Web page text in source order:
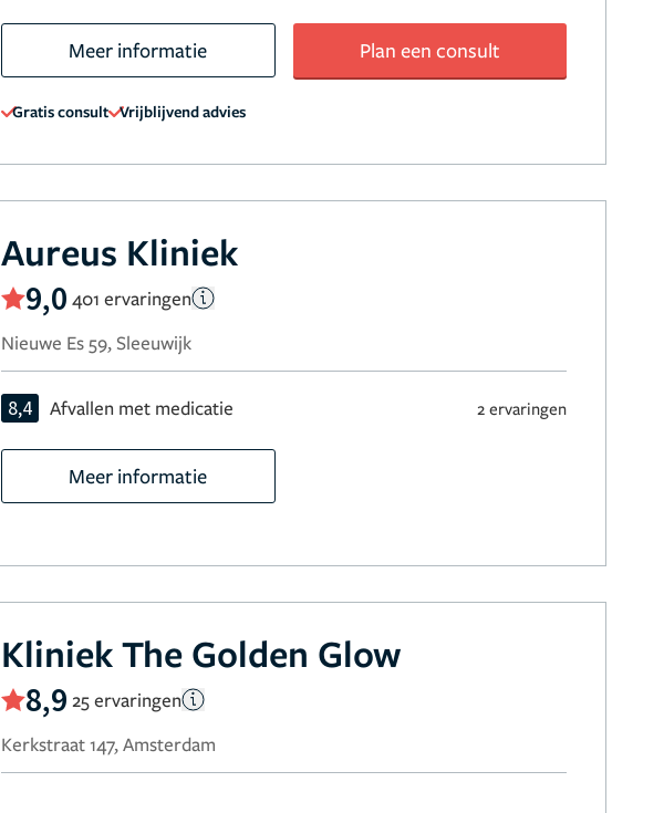
Meer informatie Plan een consult
Gratis consult Vrijblijvend advies
Aureus Kliniek
9,0 401 ervaringen
Nieuwe Es 59, Sleeuwijk
8,4 Afvallen met medicatie 2 ervaringen
Meer informatie
Kliniek The Golden Glow
8,9 25 ervaringen
Kerkstraat 147, Amsterdam